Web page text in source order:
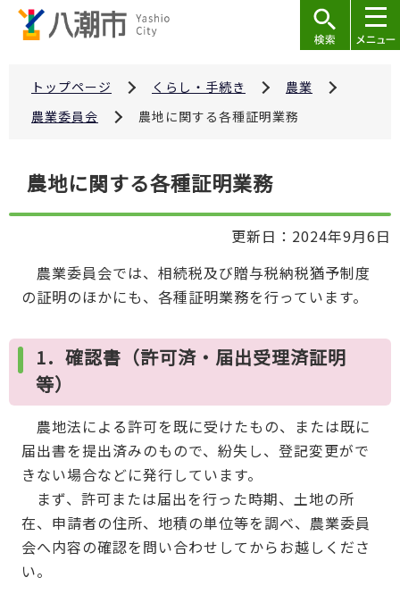
トップページ くらし・手続き
農業
農業委員会
農地に関する各種証明業務
こ
農地に関する各種証明業務
更新日：2024年9月6日
農業委員会では、相続税及び贈与税納税猶予制度
の証明のほかにも、各種証明業務を行っています。
1．確認書（許可済・届出受理済証明
等）
農地法による許可を既に受けたもの、または既に
届出書を提出済みのもので、紛失し、登記変更がで
きない場合などに発行しています。
まず、許可または届出を行った時期、土地の所
在、申請者の住所、地積の単位等を調べ、農業委員
会へ内容の確認を問い合わせしてからお越しくださ
い。